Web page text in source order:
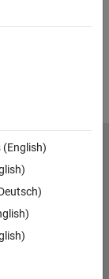
(English)
Website auswählen
Deutschland